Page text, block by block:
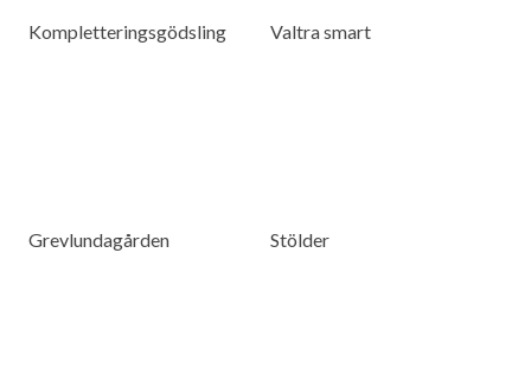
Kompletteringsgödsling Valtra smart
Grevlundagården Stölder